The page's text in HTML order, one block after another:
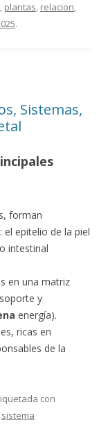
, plantas, relacion,
.
Sistemas,
forman
el epitelio de la piel
intestinal
en una matriz
y
energía).
ricas en
de la
con
sistema